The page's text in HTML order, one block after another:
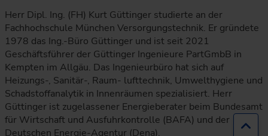
Herr Dipl. Ing. (FH) Kurt Güttinger studierte an der
Fachhochschule München Versorgungstechnik. Er gründete
1978 das Ing.-Büro Güttinger und ist seit 2021
Geschäftsführer der Güttinger Ingenieure PartGmbB in
Kempten im Allgäu. Das Ingenieurbüro hat sich auf
Heizungs-, Sanitär-, Raum- lufttechnik, Umwelthygiene und
Schadstoffanalytik in Innenräumen spezialisiert. Herr
Güttinger ist zugelassener Energieberater beim Bundesamt
für Wirtschaft und Ausfuhrkontrolle (BAFA) und der
Deutschen Energie-Agentur (Dena).